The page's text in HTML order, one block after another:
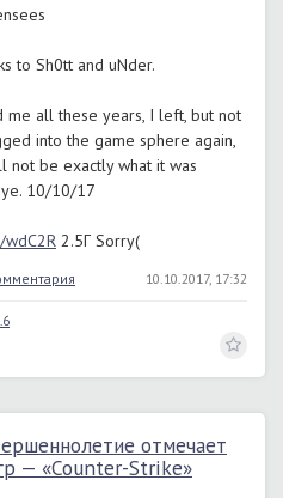
to Sh0tt and uNder.
me all these years, I left, but not
into the game sphere again,
not be exactly what it was
10/10/17
2.5Г Sorry(
10.10.2017, 17:32
отмечает
— «Counter-Strike»